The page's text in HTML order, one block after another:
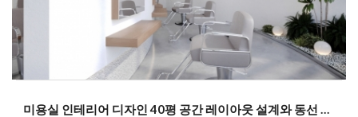
미용실 인테리어 디자인 40평 공간 레이아웃 설계와 동선 계획